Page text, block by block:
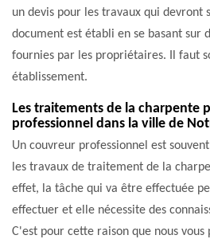
un devis pour les travaux qui devront
document est établi en se basant sur
fournies par les propriétaires. Il faut
établissement.
Les traitements de la charpente
professionnel dans la ville de
Un couvreur professionnel est
les travaux de traitement de la
effet, la tâche qui va être effectuée
effectuer et elle nécessite des
C'est pour cette raison que nous vous